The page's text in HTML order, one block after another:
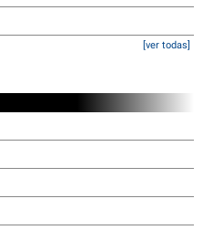
[ver todas]